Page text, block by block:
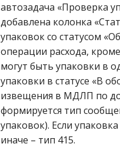
автозадача «Проверка
добавлена колонка
упаковок со статусом
операции расхода,
могут быть упаковки в
упаковки в статусе «В
извещения в МДЛП по
формируется тип
упаковок). Если
иначе – тип 415.